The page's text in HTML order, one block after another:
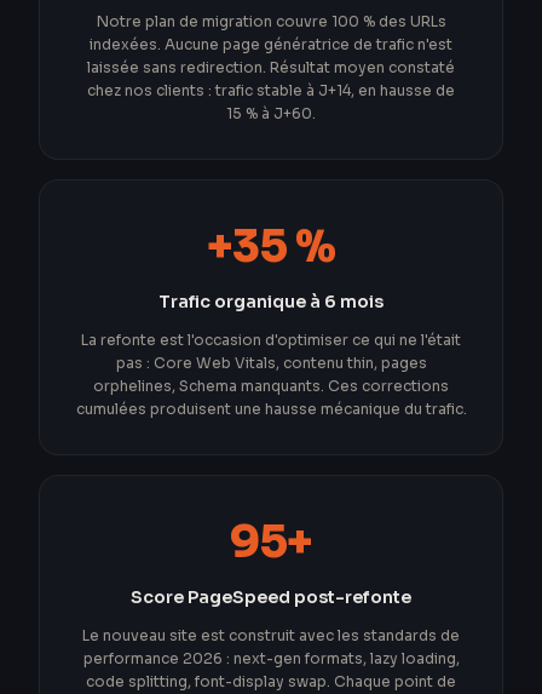
Notre plan de migration couvre 100 % des URLs
indexées. Aucune page génératrice de trafic n'est
laissée sans redirection. Résultat moyen constaté
chez nos clients : trafic stable à J+14, en hausse de
15 % à J+60.
+35 %
Trafic organique à 6 mois
La refonte est l'occasion d'optimiser ce qui ne l'était
pas : Core Web Vitals, contenu thin, pages
orphelines, Schema manquants. Ces corrections
cumulées produisent une hausse mécanique du trafic.
95+
Score PageSpeed post-refonte
Le nouveau site est construit avec les standards de
performance 2026 : next-gen formats, lazy loading,
code splitting, font-display swap. Chaque point de